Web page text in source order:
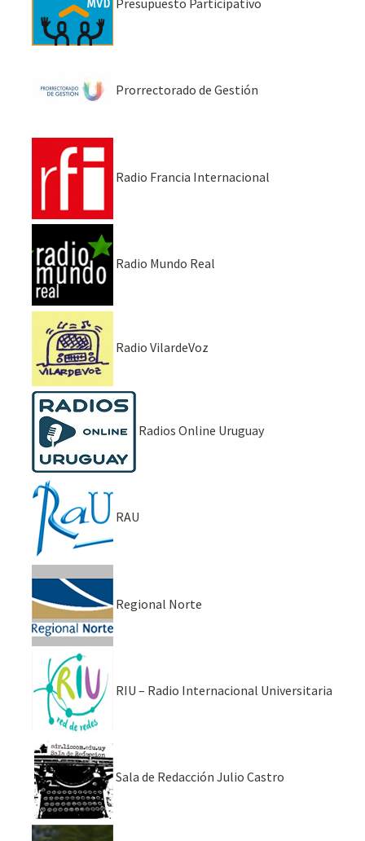
Prorrectorado de Gestión
Radio Francia Internacional
Radio Mundo Real
Radio VilardeVoz
Radios Online Uruguay
RAU
Regional Norte
RIU – Radio Internacional Universitaria
Sala de Redacción Julio Castro